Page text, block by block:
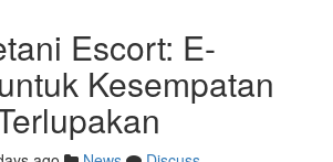
Escort: E-
Kesempatan